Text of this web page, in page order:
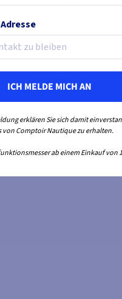
ICH MELDE MICH AN
erklären Sie sich damit
von Comptoir Nautique zu erhalten.
ab einem Einkauf von